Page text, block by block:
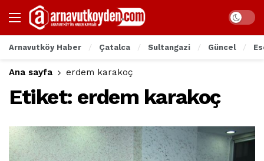
Arnavutköy Haber Çatalca Sultangazi Güncel
Ana sayfa erdem karakoç
Etiket: erdem karakoç